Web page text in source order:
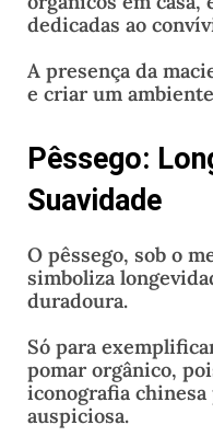
dedicadas ao
A presença da
e criar um
Pêssego:
Suavidade
O pêssego, sob o
simboliza
duradoura.
Só para
pomar orgânico,
iconografia
auspiciosa.